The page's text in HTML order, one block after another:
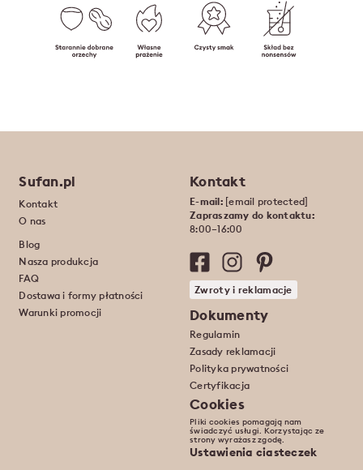
Sufan.pl
Kontakt
O nas
Blog
Nasza produkcja
FAQ
Dostawa i formy płatności
Warunki promocji
Kontakt
E-mail: [email protected]
Zapraszamy do kontaktu:
8:00–16:00
Zwroty i reklamacje
Dokumenty
Regulamin
Zasady reklamacji
Polityka prywatności
Certyfikacja
Cookies
Pliki cookies pomagają nam
świadczyć usługi. Korzystając ze
strony wyrażasz zgodę.
Ustawienia ciasteczek